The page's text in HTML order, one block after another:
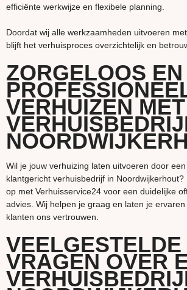
efficiënte werkwijze en flexibele planning.
Doordat wij alle werkzaamheden uitvoeren
blijft het verhuisproces overzichtelijk en
ZORGELOOS EN
VERHUIZEN
Wil je jouw verhuizing laten uitvoeren door
klantgericht verhuisbedrijf in
op met Verhuisservice24 voor een duidelijke
advies. Wij helpen je graag en laten je
klanten ons vertrouwen.
VEELGESTELDE
VRAGEN OVER